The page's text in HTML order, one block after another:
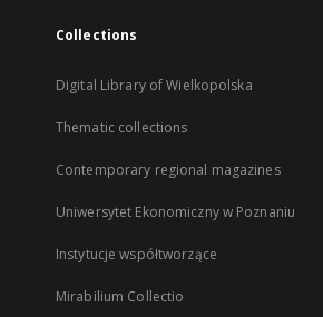
Collections
Digital Library of Wielkopolska
Thematic collections
Contemporary regional magazines
Uniwersytet Ekonomiczny w Poznaniu
Instytucje współtworzące
Mirabilium Collectio